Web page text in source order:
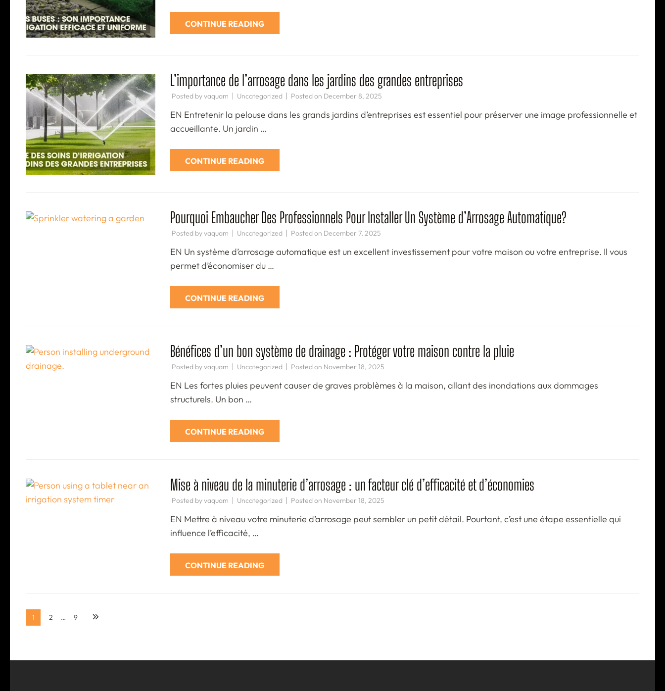
CONTINUE READING
L’importance de l’arrosage dans les jardins des grandes entreprises
Posted byvaquam Uncategorized Posted on December 8, 2025
EN Entretenir la pelouse dans les grands jardins d’entreprises est essentiel pour préserver une image professionnelle et
accueillante. Un jardin …
CONTINUE READING
Pourquoi Embaucher Des Professionnels Pour Installer Un Système d’Arrosage Automatique?
Posted byvaquam Uncategorized Posted on December 7, 2025
EN Un système d’arrosage automatique est un excellent investissement pour votre maison ou votre entreprise. Il vous
permet d’économiser du …
CONTINUE READING
Bénéfices d’un bon système de drainage : Protéger votre maison contre la pluie
Posted byvaquam Uncategorized Posted on November 18, 2025
EN Les fortes pluies peuvent causer de graves problèmes à la maison, allant des inondations aux dommages
structurels. Un bon …
CONTINUE READING
Mise à niveau de la minuterie d’arrosage : un facteur clé d’efficacité et d’économies
Posted byvaquam Uncategorized Posted on November 18, 2025
EN Mettre à niveau votre minuterie d’arrosage peut sembler un petit détail. Pourtant, c’est une étape essentielle qui
influence l’efficacité, …
CONTINUE READING
Posts
pagination
Page
1 Page
2 … Page
9